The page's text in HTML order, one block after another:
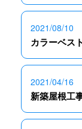
2021/08/10
カラーベス
2021/04/16
新築屋根工